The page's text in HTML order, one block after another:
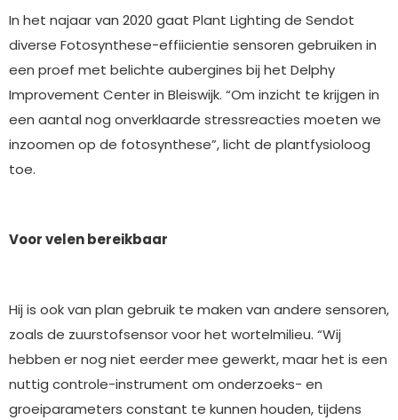
In het najaar van 2020 gaat Plant Lighting de Sendot
diverse Fotosynthese-effiicientie sensoren gebruiken in
een proef met belichte aubergines bij het Delphy
Improvement Center in Bleiswijk. “Om inzicht te krijgen in
een aantal nog onverklaarde stressreacties moeten we
inzoomen op de fotosynthese”, licht de plantfysioloog
toe.
Voor velen bereikbaar
Hij is ook van plan gebruik te maken van andere sensoren,
zoals de zuurstofsensor voor het wortelmilieu. “Wij
hebben er nog niet eerder mee gewerkt, maar het is een
nuttig controle-instrument om onderzoeks- en
groeiparameters constant te kunnen houden, tijdens